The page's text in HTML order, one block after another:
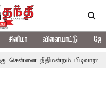
சினிமா விளையாட்டு
பிடிவாராண்ட்